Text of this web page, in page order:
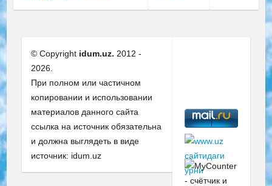
© Copyright idum.uz. 2012 -
2026.
При полном или частичном
копировании и использовании
материалов данного сайта
ссылка на источник обязательна
и должна выглядеть в виде
источник: idum.uz